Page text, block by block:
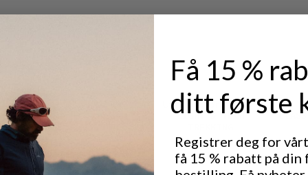
Utmerket for
LIGHT & TECH
Få 15 %
ditt første
Registrer deg for
få 15 % rabatt på din